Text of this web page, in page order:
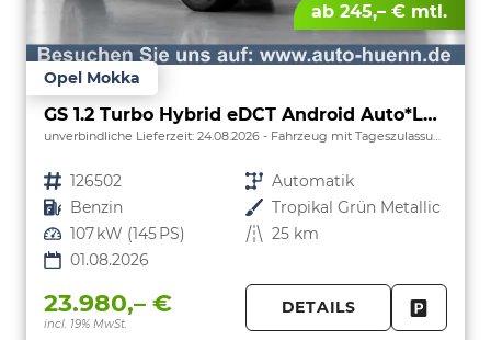
ab 245,– € mtl.
Opel Mokka
GS 1.2 Turbo Hybrid eDCT Android Auto*Leder*SHZ*Keyless*Kamera*Klimaauto*LED*
unverbindliche Lieferzeit: 24.08.2026 Fahrzeug mit Tageszulassung
Fahrzeugnr. 126502 Getriebe Automatik
Kraftstoff Benzin Außenfarbe Tropikal Grün Metallic
Leistung 107 kW (145 PS) Kilometerstand 25 km
01.08.2026
23.980,– €
incl. 19% MwSt.
DETAILS